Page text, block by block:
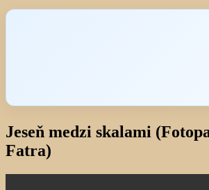
Jeseň medzi skalami
Fatra)